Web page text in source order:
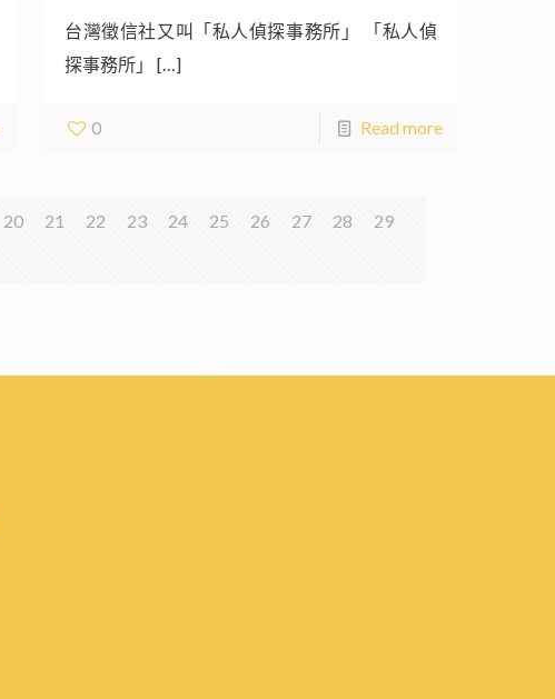
台灣徵信社又叫「私人偵探事務所」 「私人偵
探事務所」
[…]
0 Read more
20 21 22 23 24 25 26 27 28
29